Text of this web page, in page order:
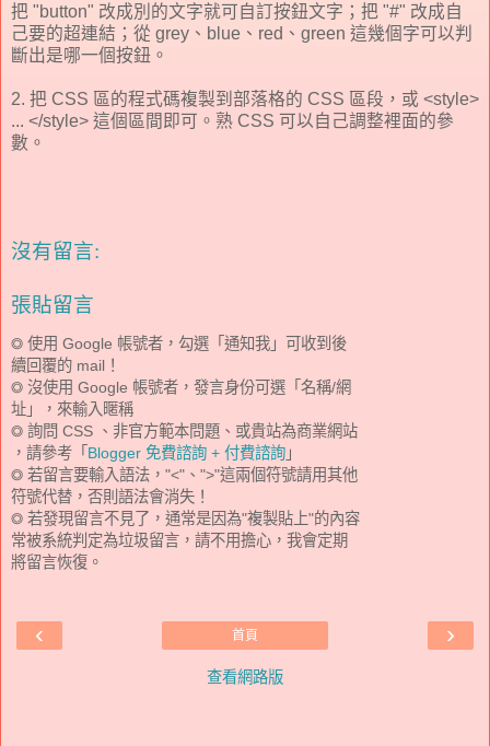
把 "button" 改成別的文字就可自訂按鈕文字；把 "#" 改成自
己要的超連結；從 grey、blue、red、green 這幾個字可以判
斷出是哪一個按鈕。
2. 把 CSS 區的程式碼複製到部落格的 CSS 區段，或 <style>
... </style> 這個區間即可。熟 CSS 可以自己調整裡面的參
數。
沒有留言:
張貼留言
◎ 使用 Google 帳號者，勾選「通知我」可收到後
續回覆的 mail！
◎ 沒使用 Google 帳號者，發言身份可選「名稱/網
址」，來輸入暱稱
◎ 詢問 CSS 、非官方範本問題、或貴站為商業網站
，請參考「 Blogger 免費諮詢 + 付費諮詢 」
◎ 若留言要輸入語法，"<"、">"這兩個符號請用其他
符號代替，否則語法會消失！
◎ 若發現留言不見了，通常是因為"複製貼上"的內容
常被系統判定為垃圾留言，請不用擔心，我會定期
將留言恢復。
‹ ›
首頁
查看網路版